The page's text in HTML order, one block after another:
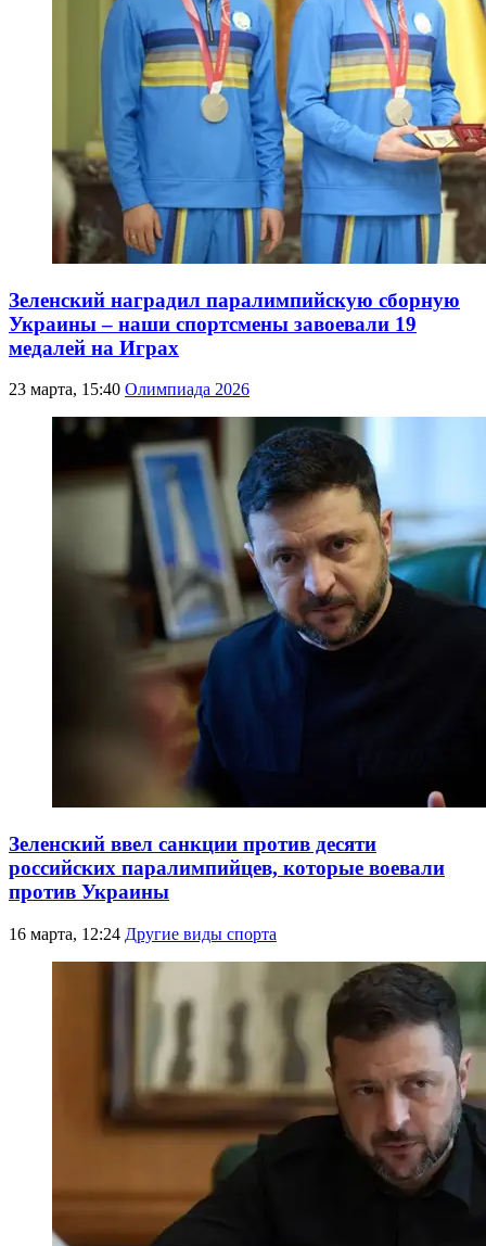
Зеленский наградил паралимпийскую сборную
Украины – наши спортсмены завоевали 19
медалей на Играх
23 марта, 15:40 Олимпиада 2026
Зеленский ввел санкции против десяти
российских паралимпийцев, которые воевали
против Украины
16 марта, 12:24 Другие виды спорта